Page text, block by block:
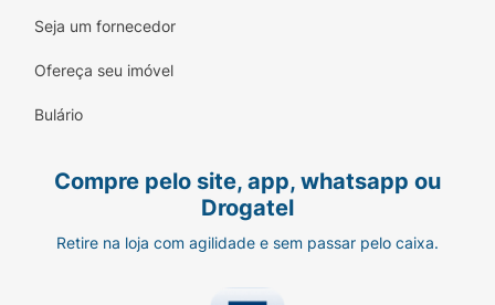
Seja um fornecedor
Ofereça seu imóvel
Bulário
Compre pelo site, app, whatsapp ou
Drogatel
Retire na loja com agilidade e sem passar pelo caixa.